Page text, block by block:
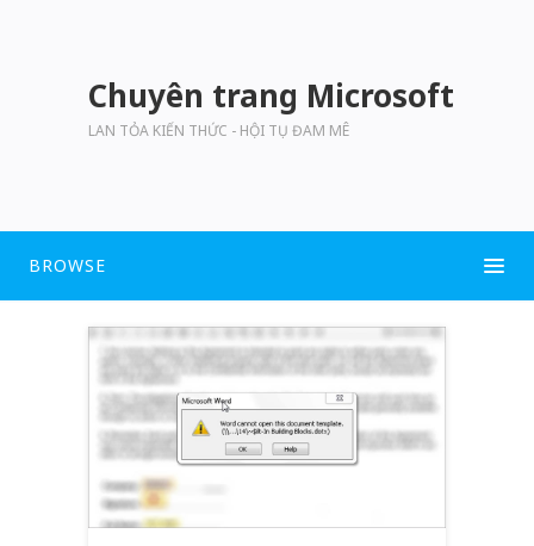
Chuyên trang Microsoft
LAN TỎA KIẾN THỨC - HỘI TỤ ĐAM MÊ
BROWSE